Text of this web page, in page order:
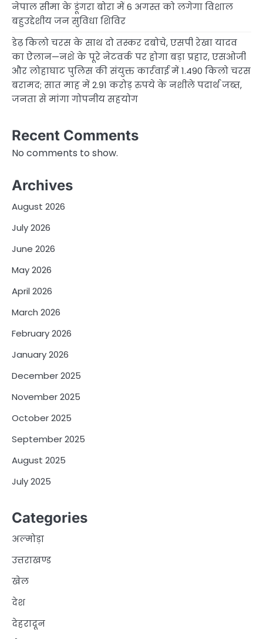
नेपाल सीमा के डूंगरा बोरा में 6 अगस्त को लगेगा विशाल
बहुउद्देशीय जन सुविधा शिविर
डेढ़ किलो चरस के साथ दो तस्कर दबोचे, एसपी रेखा यादव
का ऐलान—नशे के पूरे नेटवर्क पर होगा बड़ा प्रहार, एसओजी
और लोहाघाट पुलिस की संयुक्त कार्रवाई में 1.490 किलो चरस
बरामद; सात माह में 2.91 करोड़ रुपये के नशीले पदार्थ जब्त,
जनता से मांगा गोपनीय सहयोग
Recent Comments
No comments to show.
Archives
August 2026
July 2026
June 2026
May 2026
April 2026
March 2026
February 2026
January 2026
December 2025
November 2025
October 2025
September 2025
August 2025
July 2025
Categories
अल्मोड़ा
उत्तराखण्ड
खेल
देश
देहरादून